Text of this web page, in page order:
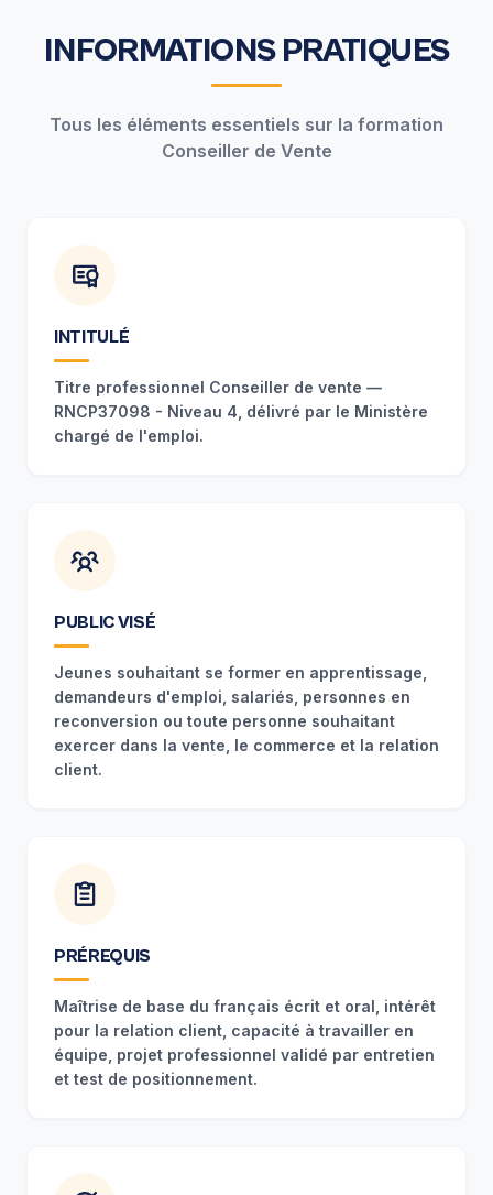
INFORMATIONS PRATIQUES
Tous les éléments essentiels sur la formation
Conseiller de Vente
INTITULÉ
Titre professionnel Conseiller de vente —
RNCP37098 - Niveau 4, délivré par le Ministère
chargé de l'emploi.
PUBLIC VISÉ
Jeunes souhaitant se former en apprentissage,
demandeurs d'emploi, salariés, personnes en
reconversion ou toute personne souhaitant
exercer dans la vente, le commerce et la relation
client.
PRÉREQUIS
Maîtrise de base du français écrit et oral, intérêt
pour la relation client, capacité à travailler en
équipe, projet professionnel validé par entretien
et test de positionnement.